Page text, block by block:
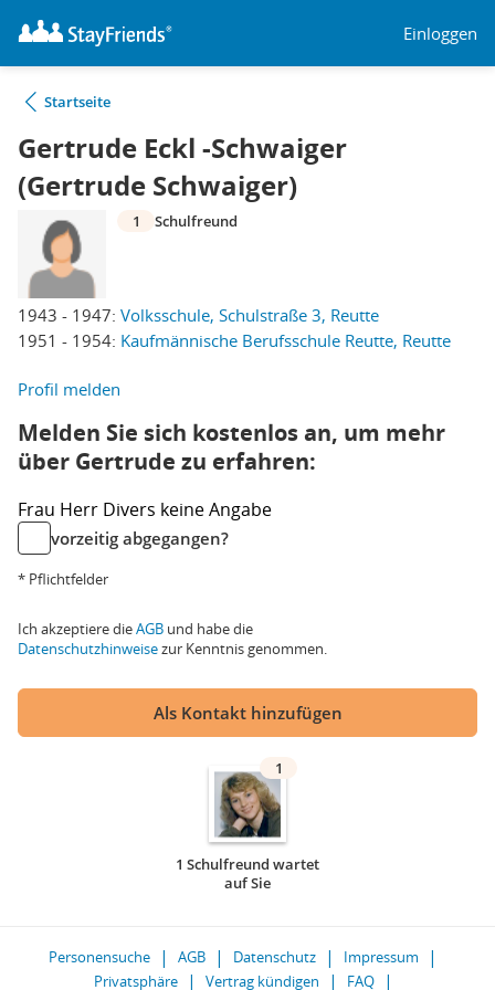
Einloggen
Startseite
Gertrude Eckl -Schwaiger
(Gertrude Schwaiger)
1943 - 1947: Volksschule, Schulstraße 3, Reutte
1951 - 1954: Kaufmännische Berufsschule Reutte, Reutte
1 Schulfreund
Profil melden
Melden Sie sich kostenlos an, um mehr
über Gertrude zu erfahren:
Frau Herr Divers keine Angabe
vorzeitig abgegangen?
* Pflichtfelder
Ich akzeptiere dieAGB und habe die
Datenschutzhinweisezur Kenntnis genommen.
Als Kontakt hinzufügen
1
1 Schulfreund wartet
auf Sie
Personensuche AGB Datenschutz
Impressum
Privatsphäre
Vertrag kündigen FAQ